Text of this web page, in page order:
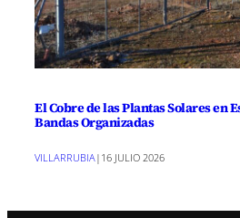
El Cobre de las Plantas Solares en
Bandas Organizadas
VILLARRUBIA| 16 JULIO 2026